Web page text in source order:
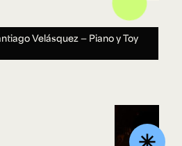
Velásquez — Piano y Toy